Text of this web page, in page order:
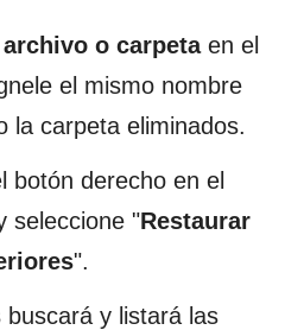
archivo o carpetaen el
el mismo nombre
la carpeta eliminados.
botón derecho en el
seleccione "Restaurar
".
buscará y listará las